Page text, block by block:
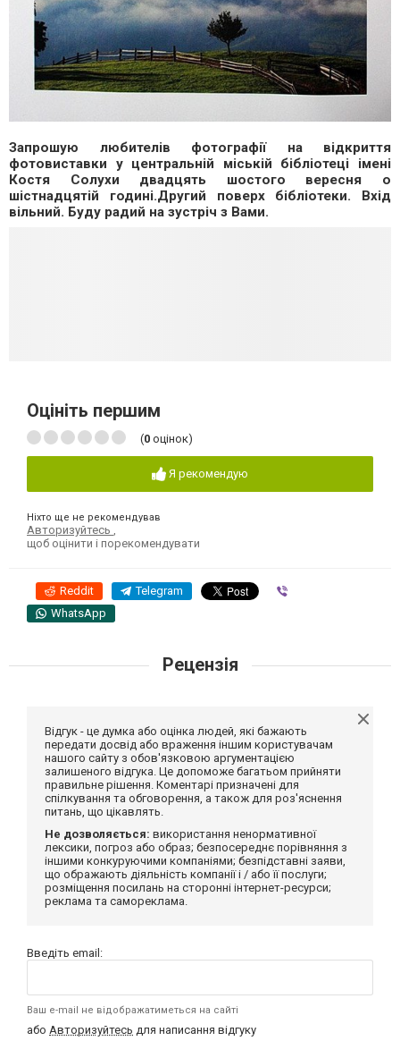
Запрошую любителів фотографії на відкриття
фотовиставки у центральній міській бібліотеці імені
Костя Солухи двадцять шостого вересня о
шістнадцятій годині.Другий поверх бібліотеки. Вхід
вільний. Буду радий на зустріч з Вами.
Оцініть першим
(0 оцінок)
Я рекомендую
Ніхто ще не рекомендував
Авторизуйтесь ,
щоб оцінити і порекомендувати
Reddit Telegram
WhatsApp
Рецензія
Відгук - це думка або оцінка людей, які бажають
передати досвід або враження іншим користувачам
нашого сайту з обов'язковою аргументацією
залишеного відгука. Це допоможе багатьом прийняти
правильне рішення. Коментарі призначені для
спілкування та обговорення, а також для роз'яснення
питань, що цікавлять.
Не дозволяється: використання ненормативної
лексики, погроз або образ; безпосереднє порівняння з
іншими конкуруючими компаніями; безпідставні заяви,
що ображають діяльність компанії і / або її послуги;
розміщення посилань на сторонні інтернет-ресурси;
реклама та самореклама.
Введіть email:
Ваш e-mail не відображатиметься на сайті
або Авторизуйтесь для написання відгуку